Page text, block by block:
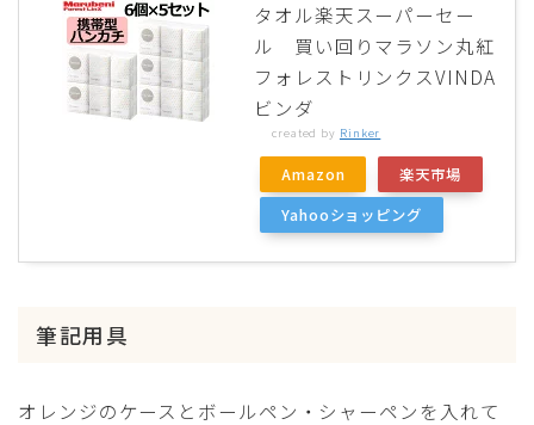
タオル楽天スーパーセー
ル 買い回りマラソン丸紅
フォレストリンクスVINDA
ビンダ
created by Rinker
Amazon
楽天市場
Yahooショッピング
筆記用具
オレンジのケースとボールペン・シャーペンを入れて